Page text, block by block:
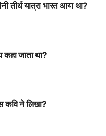
तीर्थ यात्रा भारत आया था?
जाता था?
कवि ने लिखा?